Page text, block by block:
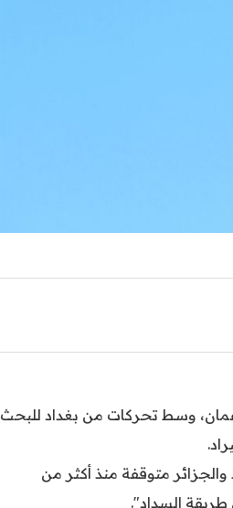
عمان، وسط تحركات من بغداد للبحث
متوقفة منذ أكثر من
السداد".